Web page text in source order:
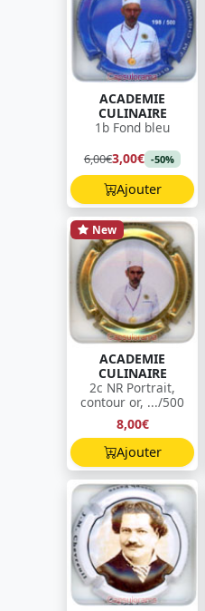
ACADEMIE
CULINAIRE
1b Fond bleu
6,00€3,00€ -50%
Ajouter
New
ACADEMIE
CULINAIRE
2c NR Portrait,
contour or, .../500
8,00€
Ajouter